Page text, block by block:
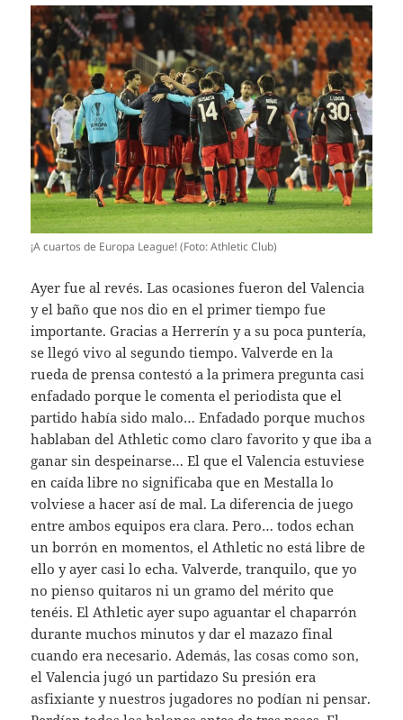
¡A cuartos de Europa League! (Foto: Athletic Club)
Ayer fue al revés. Las ocasiones fueron del Valencia
y el baño que nos dio en el primer tiempo fue
importante. Gracias a Herrerín y a su poca puntería,
se llegó vivo al segundo tiempo. Valverde en la
rueda de prensa contestó a la primera pregunta casi
enfadado porque le comenta el periodista que el
partido había sido malo… Enfadado porque muchos
hablaban del Athletic como claro favorito y que iba a
ganar sin despeinarse… El que el Valencia estuviese
en caída libre no significaba que en Mestalla lo
volviese a hacer así de mal. La diferencia de juego
entre ambos equipos era clara. Pero… todos echan
un borrón en momentos, el Athletic no está libre de
ello y ayer casi lo echa. Valverde, tranquilo, que yo
no pienso quitaros ni un gramo del mérito que
tenéis. El Athletic ayer supo aguantar el chaparrón
durante muchos minutos y dar el mazazo final
cuando era necesario. Además, las cosas como son,
el Valencia jugó un partidazo Su presión era
asfixiante y nuestros jugadores no podían ni pensar.